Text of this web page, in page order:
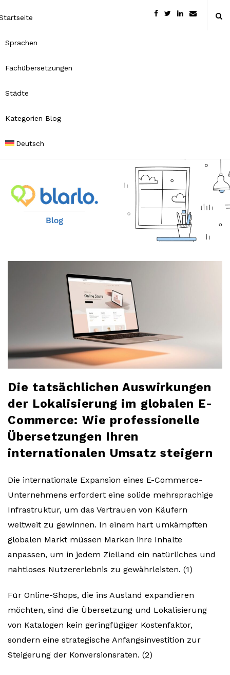
Sprachen
Fachübersetzungen
Städte
Kategorien Blog
Deutsch
B
b
l
o
g
Die tatsächlichen Auswirkungen
der Lokalisierung im globalen E-
Commerce: Wie professionelle
Übersetzungen Ihren
internationalen Umsatz steigern
Die internationale Expansion eines E-Commerce-
Unternehmens erfordert eine solide mehrsprachige
Infrastruktur, um das Vertrauen von Käufern
weltweit zu gewinnen. In einem hart umkämpften
globalen Markt müssen Marken ihre Inhalte
anpassen, um in jedem Zielland ein natürliches und
nahtloses Nutzererlebnis zu gewährleisten. (1)
Für Online-Shops, die ins Ausland expandieren
möchten, sind die Übersetzung und Lokalisierung
von Katalogen kein geringfügiger Kostenfaktor,
sondern eine strategische Anfangsinvestition zur
Steigerung der Konversionsraten. (2)